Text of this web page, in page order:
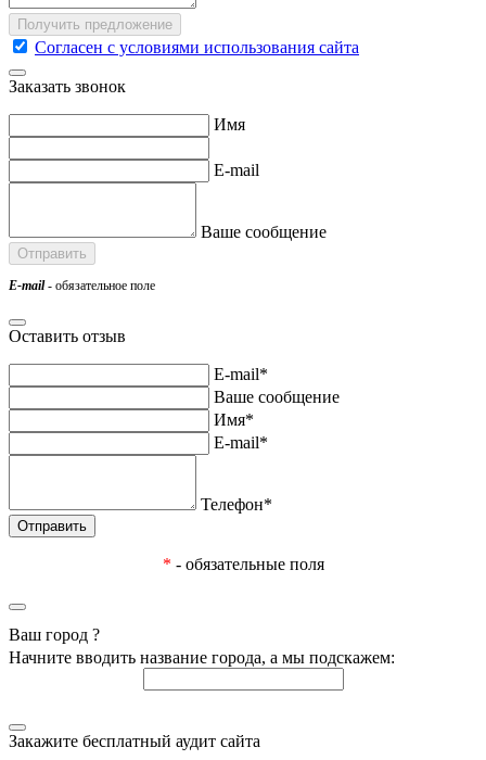
Согласен с условиями использования сайта
Заказать звонок
Имя
E-mail
Ваше сообщение
E-mail- обязательное поле
Оставить отзыв
E-mail*
Ваше сообщение
Имя*
E-mail*
Телефон*
* - обязательные поля
Ваш город ?
Начните вводить название города, а мы подскажем:
Закажите бесплатный аудит сайта